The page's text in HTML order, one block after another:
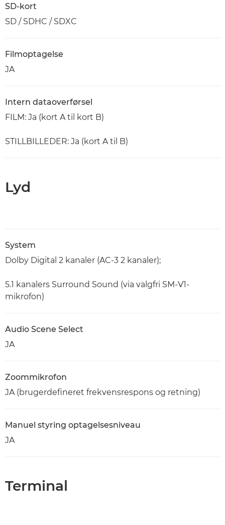
SD-kort
SD / SDHC / SDXC
Filmoptagelse
JA
Intern dataoverførsel
FILM: Ja (kort A til kort B)
STILLBILLEDER: Ja (kort A til B)
Lyd
System
Dolby Digital 2 kanaler (AC-3 2 kanaler);
5.1 kanalers Surround Sound (via valgfri SM-V1-
mikrofon)
Audio Scene Select
JA
Zoommikrofon
JA (brugerdefineret frekvensrespons og retning)
Manuel styring optagelsesniveau
JA
Terminal